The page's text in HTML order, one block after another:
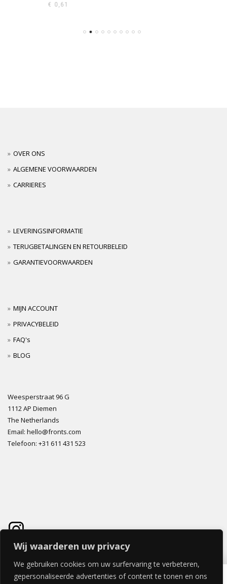
Wij waarderen uw privacy
We gebruiken cookies om uw surfervaring te verbeteren,
gepersonaliseerde advertenties of content te tonen en ons
€0,61
OVER ONS
ALGEMENE VOORWAARDEN
CARRIERES
LEVERINGSINFORMATIE
TERUGBETALINGEN EN RETOURBELEID
GARANTIEVOORWAARDEN
MIJN ACCOUNT
PRIVACYBELEID
FAQ's
BLOG
Weesperstraat 96 G
1112 AP Diemen
The Netherlands
Email: hello@fronts.com
Telefoon: +31 611 431 523
FRAMED ESSENCE LADE 80x40cm